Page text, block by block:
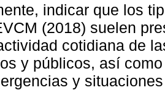
indicar que los
(2018) suelen
cotidiana de
y públicos, así
y